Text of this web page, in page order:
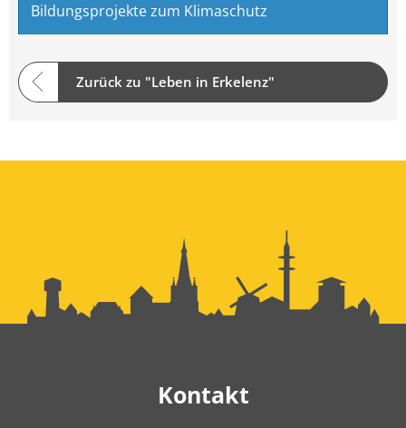
Bildungsprojekte zum Klimaschutz
Zurück zu "Leben in Erkelenz"
Kontakt